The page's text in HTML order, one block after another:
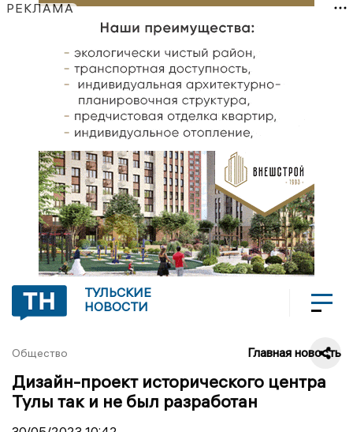
РЕКЛАМА
ТУЛЬСКИЕ
НОВОСТИ
Общество Главная новость
Дизайн-проект исторического центра
Тулы так и не был разработан